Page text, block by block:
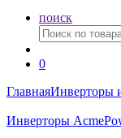
поиск
Искать:
0
ГлавнаяИнверторы
Инверторы